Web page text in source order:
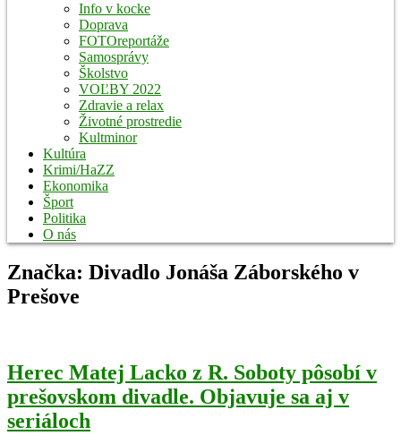
Info v kocke
Doprava
FOTOreportáže
Samosprávy
Školstvo
VOĽBY 2022
Zdravie a relax
Životné prostredie
Kultminor
Kultúra
Krimi/HaZZ
Ekonomika
Šport
Politika
O nás
Značka: Divadlo Jonáša Záborského v
Prešove
Herec Matej Lacko z R. Soboty pôsobí v
prešovskom divadle. Objavuje sa aj v
seriáloch